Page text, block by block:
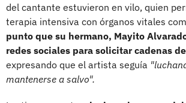
del cantante estuvieron en vilo, quien
terapia intensiva con órganos vitales
punto que su hermano, Mayito
redes sociales para solicitar cadenas
expresando que el artista seguía
mantenerse a salvo".